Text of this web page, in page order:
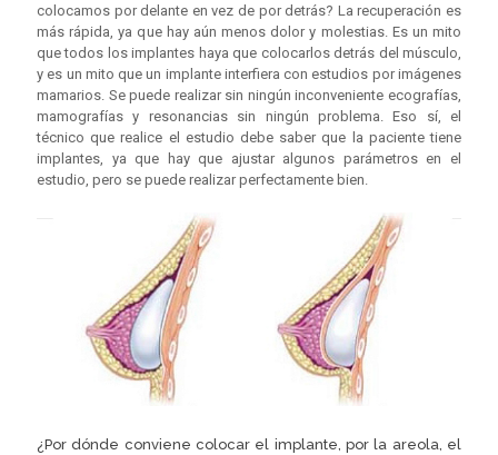
colocamos por delante en vez de por detrás? La recuperación es
más rápida, ya que hay aún menos dolor y molestias. Es un mito
que todos los implantes haya que colocarlos detrás del músculo,
y es un mito que un implante interfiera con estudios por imágenes
mamarios. Se puede realizar sin ningún inconveniente ecografías,
mamografías y resonancias sin ningún problema. Eso sí, el
técnico que realice el estudio debe saber que la paciente tiene
implantes, ya que hay que ajustar algunos parámetros en el
estudio, pero se puede realizar perfectamente bien.
¿Por dónde conviene colocar el implante, por la areola, el